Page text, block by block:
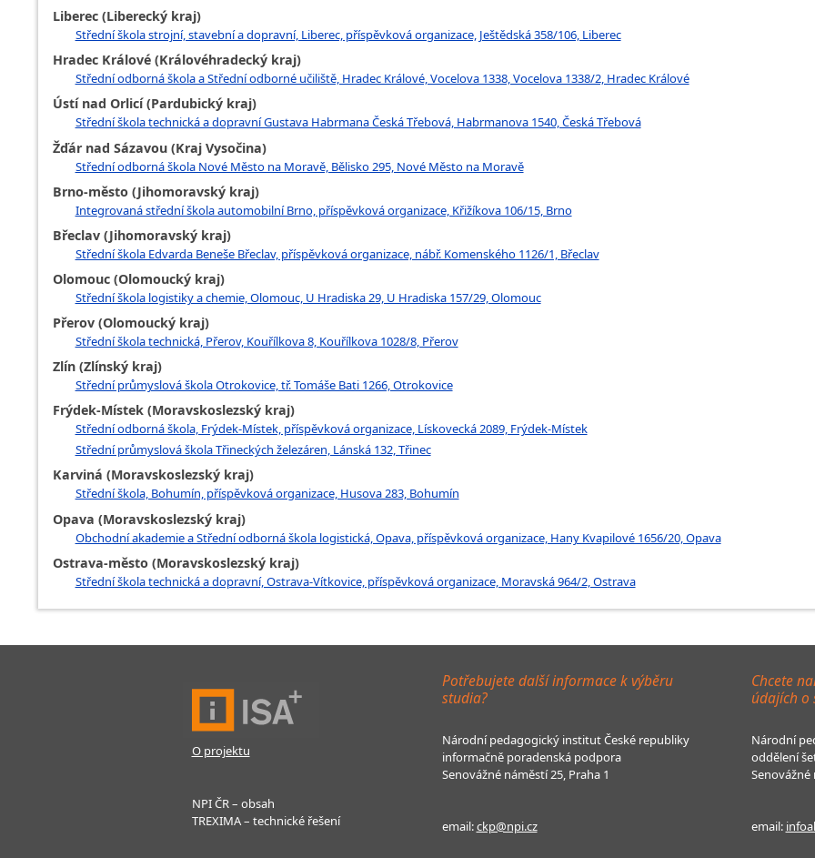
Liberec (Liberecký kraj)
Střední škola strojní, stavební a dopravní, Liberec, příspěvková organizace, Ještědská 358/106, Liberec
Hradec Králové (Královéhradecký kraj)
Střední odborná škola a Střední odborné učiliště, Hradec Králové, Vocelova 1338, Vocelova 1338/2, Hradec Králové
Ústí nad Orlicí (Pardubický kraj)
Střední škola technická a dopravní Gustava Habrmana Česká Třebová, Habrmanova 1540, Česká Třebová
Žďár nad Sázavou (Kraj Vysočina)
Střední odborná škola Nové Město na Moravě, Bělisko 295, Nové Město na Moravě
Brno-město (Jihomoravský kraj)
Integrovaná střední škola automobilní Brno, příspěvková organizace, Křižíkova 106/15, Brno
Břeclav (Jihomoravský kraj)
Střední škola Edvarda Beneše Břeclav, příspěvková organizace, nábř. Komenského 1126/1, Břeclav
Olomouc (Olomoucký kraj)
Střední škola logistiky a chemie, Olomouc, U Hradiska 29, U Hradiska 157/29, Olomouc
Přerov (Olomoucký kraj)
Střední škola technická, Přerov, Kouřílkova 8, Kouřílkova 1028/8, Přerov
Zlín (Zlínský kraj)
Střední průmyslová škola Otrokovice, tř. Tomáše Bati 1266, Otrokovice
Frýdek-Místek (Moravskoslezský kraj)
Střední odborná škola, Frýdek-Místek, příspěvková organizace, Lískovecká 2089, Frýdek-Místek
Střední průmyslová škola Třineckých železáren, Lánská 132, Třinec
Karviná (Moravskoslezský kraj)
Střední škola, Bohumín, příspěvková organizace, Husova 283, Bohumín
Opava (Moravskoslezský kraj)
Obchodní akademie a Střední odborná škola logistická, Opava, příspěvková organizace, Hany Kvapilové 1656/20, Opava
Ostrava-město (Moravskoslezský kraj)
Střední škola technická a dopravní, Ostrava-Vítkovice, příspěvková organizace, Moravská 964/2, Ostrava
O projektu
NPI ČR – obsah
TREXIMA – technické řešení
Potřebujete další informace k výběru
studia?
Národní pedagogický institut České republiky
informačně poradenská podpora
Senovážné náměstí 25, Praha 1
email:ckp@npi.cz
Chcete
údajích o
Národní
oddělení
Senovážné
email: